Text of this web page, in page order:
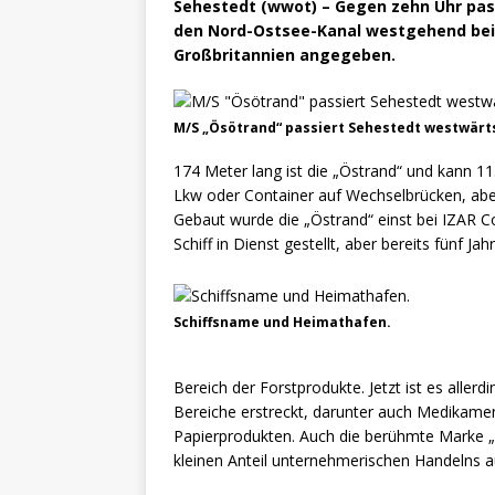
Sehestedt (wwot) – Gegen zehn Uhr
den Nord-Ostsee-Kanal westgehend
Großbritannien angegeben.
M/S „Ösötrand“ passiert Sehestedt
174 Meter lang ist die „Östrand“ und kann
Lkw oder Container auf Wechselbrücken,
Gebaut wurde die „Östrand“ einst bei IZAR
Schiff in Dienst gestellt, aber bereits fünf
Schiffsname und Heimathafen.
Bereich der Forstprodukte. Jetzt ist es
Bereiche erstreckt, darunter auch
Papierprodukten. Auch die berühmte Marke
kleinen Anteil unternehmerischen Handelns